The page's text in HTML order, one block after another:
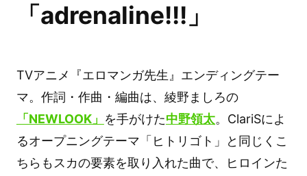
「adrenaline!!!」
TVアニメ『エロマンガ先生』エンディングテー
マ。作詞・作曲・編曲は、綾野ましろの
「NEWLOOK」 を手がけた中野領太。ClariSによ
るオープニングテーマ「ヒトリゴト」と同じくこ
ちらもスカの要素を取り入れた曲で、ヒロインた